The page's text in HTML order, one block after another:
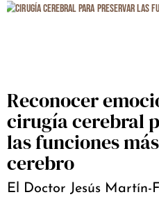
Reconocer
cirugía cerebral
las funciones
cerebro
El Doctor Jesús Martín-